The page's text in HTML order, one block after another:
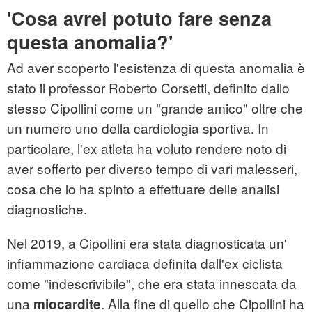
'Cosa avrei potuto fare senza
questa anomalia?'
Ad aver scoperto l'esistenza di questa anomalia è
stato il professor Roberto Corsetti, definito dallo
stesso Cipollini come un "grande amico" oltre che
un numero uno della cardiologia sportiva. In
particolare, l'ex atleta ha voluto rendere noto di
aver sofferto per diverso tempo di vari malesseri,
cosa che lo ha spinto a effettuare delle analisi
diagnostiche.
Nel 2019, a Cipollini era stata diagnosticata un'
infiammazione cardiaca definita dall'ex ciclista
come "indescrivibile", che era stata innescata da
una miocardite. Alla fine di quello che Cipollini ha